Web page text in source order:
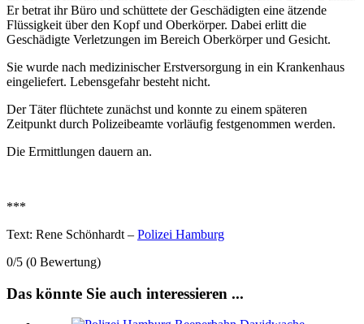
Er betrat ihr Büro und schüttete der Geschädigten eine ätzende
Flüssigkeit über den Kopf und Oberkörper. Dabei erlitt die
Geschädigte Verletzungen im Bereich Oberkörper und Gesicht.
Sie wurde nach medizinischer Erstversorgung in ein Krankenhaus
eingeliefert. Lebensgefahr besteht nicht.
Der Täter flüchtete zunächst und konnte zu einem späteren
Zeitpunkt durch Polizeibeamte vorläufig festgenommen werden.
Die Ermittlungen dauern an.
***
Text: Rene Schönhardt – Polizei Hamburg
0/5 (0 Bewertung)
Das könnte Sie auch interessieren ...